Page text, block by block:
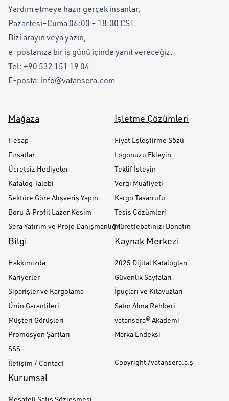
Yardım etmeye hazır gerçek insanlar,
Pazartesi–Cuma 06:00 – 18:00 CST.
Bizi arayın veya yazın,
e-postanıza bir iş günü içinde yanıt vereceğiz.
Tel: +90 532 151 19 04
E-posta: info@vatansera.com
Mağaza
Hesap
Fırsatlar
Ücretsiz Hediyeler
Katalog Talebi
Sektöre Göre Alışveriş Yapın
Boru & Profil Lazer Kesim
Sera Yatırım ve Proje Danışmanlığı
İşletme Çözümleri
Fiyat Eşleştirme Sözü
Logonuzu Ekleyin
Teklif İsteyin
Vergi Muafiyeti
Kargo Tasarrufu
Tesis Çözümleri
Mürettebatınızı Donatın
Bilgi
Hakkımızda
Kariyerler
Siparişler ve Kargolama
Ürün Garantileri
Müşteri Görüşleri
Promosyon Şartları
SSS
İletişim / Contact
Kaynak Merkezi
2025 Dijital Katalogları
Güvenlik Sayfaları
İpuçları ve Kılavuzları
Satın Alma Rehberi
vatansera® Akademi
Marka Endeksi
Copyright /vatansera.a.ş
Kurumsal
Mesafeli Satış Sözleşmesi